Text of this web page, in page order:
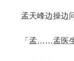
孟天峰边操边问
「孟……孟医